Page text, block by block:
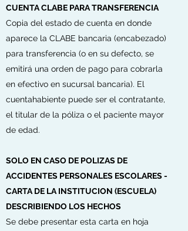
CUENTA CLABE PARA TRANSFERENCIA
Copia del estado de cuenta en donde
aparece la CLABE bancaria (encabezado)
para transferencia (o en su defecto, se
emitirá una orden de pago para cobrarla
en efectivo en sucursal bancaria). El
cuentahabiente puede ser el contratante,
el titular de la póliza o el paciente mayor
de edad.
SOLO EN CASO DE POLIZAS DE
ACCIDENTES PERSONALES ESCOLARES -
CARTA DE LA INSTITUCION (ESCUELA)
DESCRIBIENDO LOS HECHOS
Se debe presentar esta carta en hoja